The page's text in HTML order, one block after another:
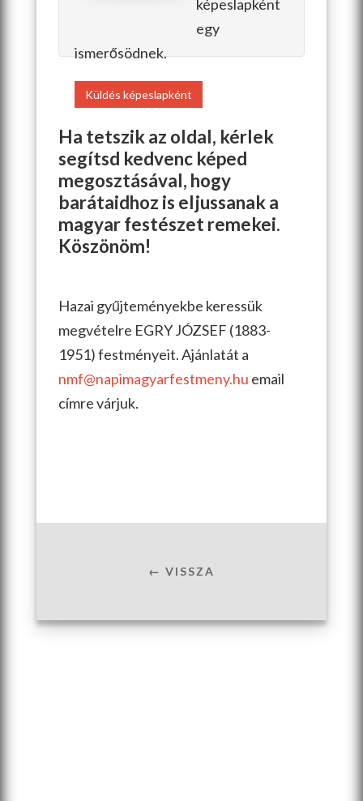
képeslapként
egy
ismerősödnek.
Küldés képeslapként
Ha tetszik az oldal, kérlek
segítsd kedvenc képed
megosztásával, hogy
barátaidhoz is eljussanak a
magyar festészet remekei.
Köszönöm!
Hazai gyűjteményekbe keressük
megvételre EGRY JÓZSEF (1883-
1951) festményeit. Ajánlatát a
nmf@napimagyarfestmeny.hu email
címre várjuk.
← VISSZA